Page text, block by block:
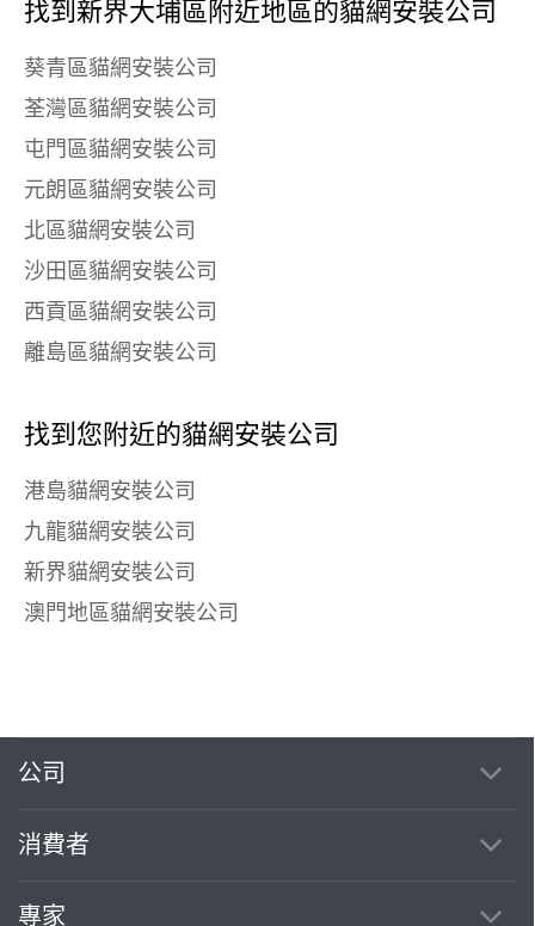
找到新界大埔區附近地區的貓網安裝公司
葵青區貓網安裝公司
荃灣區貓網安裝公司
屯門區貓網安裝公司
元朗區貓網安裝公司
北區貓網安裝公司
沙田區貓網安裝公司
西貢區貓網安裝公司
離島區貓網安裝公司
找到您附近的貓網安裝公司
港島貓網安裝公司
九龍貓網安裝公司
新界貓網安裝公司
澳門地區貓網安裝公司
公司
消費者
專家